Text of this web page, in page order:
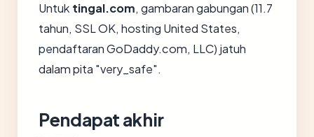
Untuk tingal.com, gambaran gabungan (11.7
tahun, SSL OK, hosting United States,
pendaftaran GoDaddy.com, LLC) jatuh
dalam pita "very_safe".
Pendapat akhir